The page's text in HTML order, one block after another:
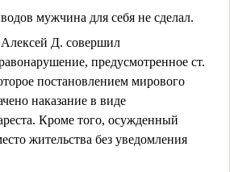
мужчина для себя не сделал.
Алексей Д. совершил
предусмотренное ст.
постановлением мирового
наказание в виде
Кроме того, осужденный
жительства без уведомления